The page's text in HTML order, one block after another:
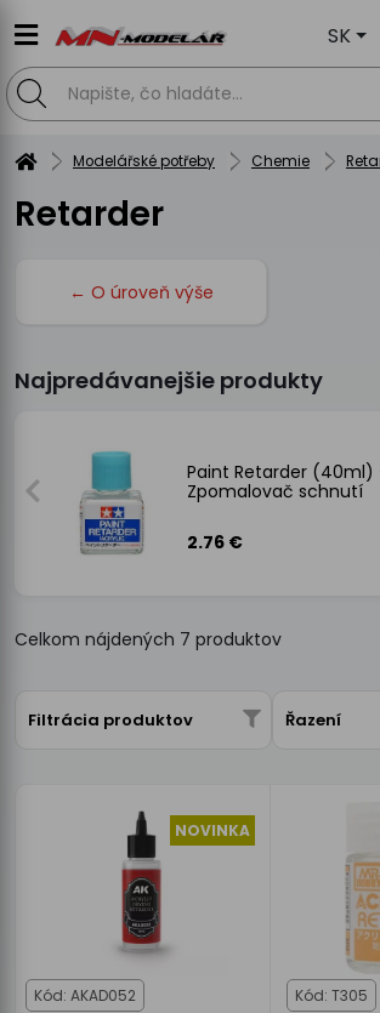
SK
Modelářské potřeby Chemie
Retarder
← O úroveň výše
Najpredávanejšie produkty
Paint Retarder (40ml)
Zpomalovač schnutí
2.76 €
Celkom nájdených 7 produktov
Filtrácia produktov Řazení
NOVINKA
Kód: AKAD052 Kód: T305